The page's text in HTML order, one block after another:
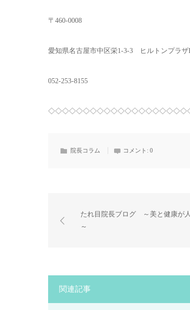
〒460-0008
愛知県名古屋市中区栄1-3-3 ヒルトンプラザ
052-253-8155
院長コラム コメント: 0
たれ目院長ブログ ～美と健康が
～
関連記事